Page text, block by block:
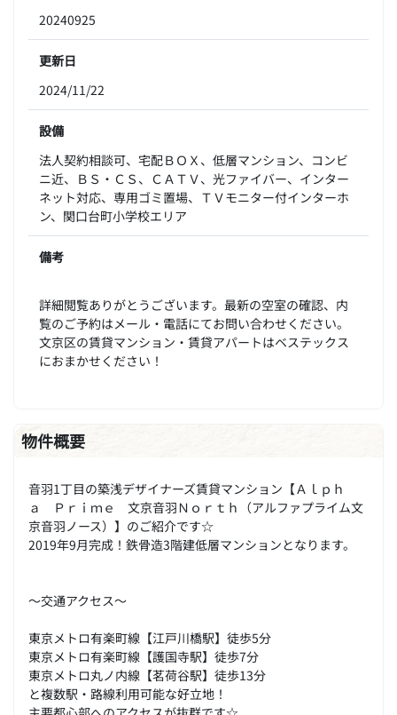
20240925
更新日
2024/11/22
設備
法人契約相談可、宅配ＢＯＸ、低層マンション、コンビ
ニ近、ＢＳ・ＣＳ、ＣＡＴＶ、光ファイバー、インター
ネット対応、専用ゴミ置場、ＴＶモニター付インターホ
ン、関口台町小学校エリア
備考
詳細閲覧ありがとうございます。最新の空室の確認、内
覧のご予約はメール・電話にてお問い合わせください。
文京区の賃貸マンション・賃貸アパートはベステックス
におまかせください！
物件概要
音羽1丁目の築浅デザイナーズ賃貸マンション【Ａｌｐｈ
ａ Ｐｒｉｍｅ 文京音羽Ｎｏｒｔｈ（アルファプライム文
京音羽ノース）】のご紹介です☆
2019年9月完成！鉄骨造3階建低層マンションとなります。
～交通アクセス～
東京メトロ有楽町線【江戸川橋駅】徒歩5分
東京メトロ有楽町線【護国寺駅】徒歩7分
東京メトロ丸ノ内線【茗荷谷駅】徒歩13分
と複数駅・路線利用可能な好立地！